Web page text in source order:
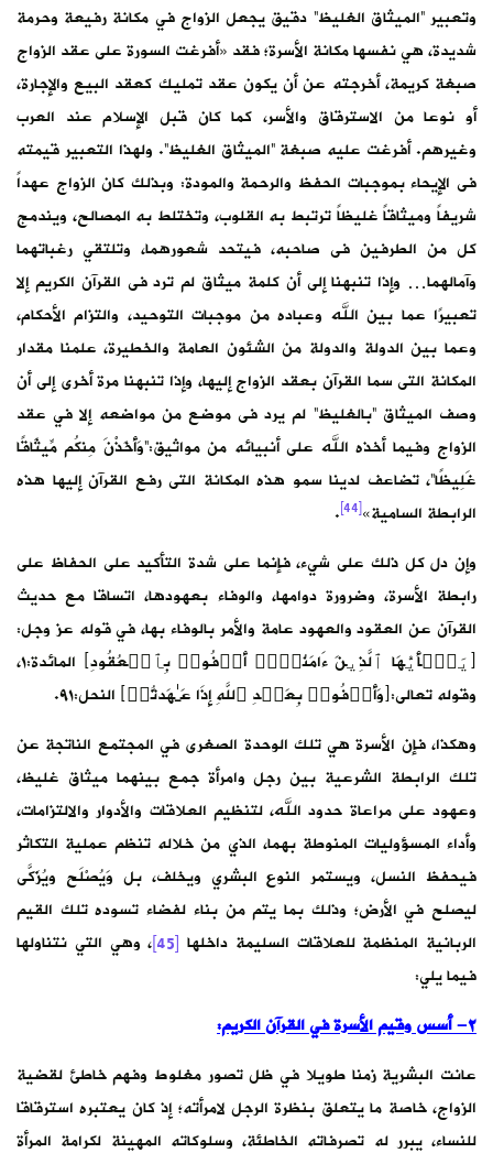
وتعبير “الميثاق الغليظ” دقيق يجعل الزواج في مكانة رفيعة وحرمة
شديدة، هي نفسها مكانة الأسرة؛ فقد «أفرغت السورة على عقد الزواج
صبغة كريمة، أخرجته عن أن يكون عقد تمليك كعقد البيع والإجارة،
أو نوعا من الاسترقاق والأسر، كما كان قبل الإسلام عند العرب
وغيرهم. أفرغت عليه صبغة “الميثاق الغليظ”. ولهذا التعبير قيمته
فى الإيحاء بموجبات الحفظ والرحمة والمودة: وبذلك كان الزواج عهداً
شريفاً وميثاقاً غليظاً ترتبط به القلوب، وتختلط به المصالح، ويندمج
كل من الطرفين فى صاحبه، فيتحد شعورهما، وتلتقي رغباتهما
وآمالهما… وإذا تنبهنا إلى أن كلمة ميثاق لم ترد فى القرآن الكريم إلا
تعبيرًا عما بين الله وعباده من موجبات التوحيد، والتزام الأحكام،
وعما بين الدولة والدولة من الشئون العامة والخطيرة، علمنا مقدار
المكانة التى سما القرآن بعقد الزواج إليها، وإذا تنبهنا مرة أخرى إلى أن
وصف الميثاق “بالغليظ” لم يرد فى موضع من مواضعه إلا في عقد
الزواج وفيما أخذه الله على أنبيائه من مواثيق:”وَأَخَذْنَ مِنكُم مِّيثَاقًا
غَلِيظًا”، تضاعف لدينا سمو هذه المكانة التى رفع القرآن إليها هذه
الرابطة السامية»[44]
.
وإن دل كل ذلك على شيء، فإنما على شدة التأكيد على الحفاظ على
رابطة الأسرة، وضرورة دوامها، والوفاء بعهودها، اتساقا مع حديث
القرآن عن العقود والعهود عامة والأمر بالوفاء بها، في قوله عز وجل:
﴿یَـٰۤأَیُّهَا ٱلَّذِینَ ءَامَنُوۤا۟ أَوۡفُوا۟ بِٱلۡعُقُودِ﴾ المائدة:١،
وقوله تعالى:﴿وَأَوۡفُوا۟ بِعَهۡدِ ٱللَّهِ إِذَا عَـٰهَدتُّمۡ﴾ النحل:٩١.
وهكذا، فإن الأسرة هي تلك الوحدة الصغرى في المجتمع الناتجة عن
تلك الرابطة الشرعية بين رجل وامرأة جمع بينهما ميثاق غليظ،
وعهود على مراعاة حدود الله، لتنظيم العلاقات والأدوار والالتزامات،
وأداء المسؤوليات المنوطة بهما، الذي من خلاله تنظم عملية التكاثر
فيحفظ النسل، ويستمر النوع البشري ويخلف، بل وَيُصْلَح ويُزَكَّى
ليصلح في الأرض؛ وذلك بما يتم من بناء لفضاء تسوده تلك القيم
الربانية المنظمة للعلاقات السليمة داخلها [45]
، وهي التي نتناولها
فيما يلي:
٢- أسس وقيم الأسرة في القرآن الكريم:
عانت البشرية زمنا طويلا في ظل تصور مغلوط وفهم خاطئ لقضية
الزواج، خاصة ما يتعلق بنظرة الرجل لامرأته؛ إذ كان يعتبره استرقاقا
للنساء، يبرر له تصرفاته الخاطئة، وسلوكاته المهينة لكرامة المرأة